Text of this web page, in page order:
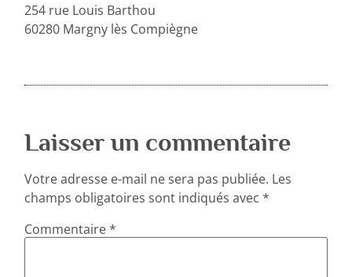
254 rue Louis Barthou
60280 Margny lès Compiègne
Laisser un commentaire
Votre adresse e-mail ne sera pas publiée. Les
champs obligatoires sont indiqués avec*
Commentaire*